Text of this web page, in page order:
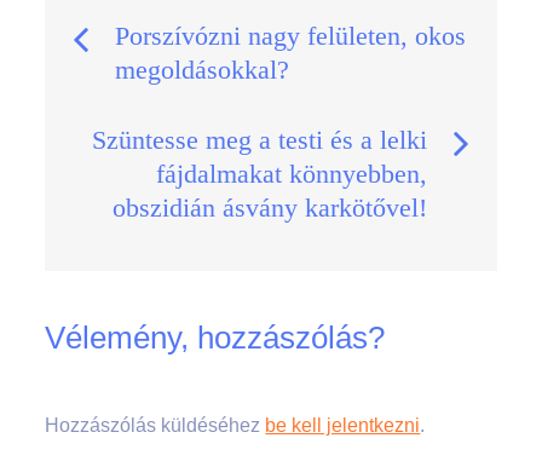
Bejegyzés
navigáció
Porszívózni nagy felületen, okos
megoldásokkal?
Szüntesse meg a testi és a lelki
fájdalmakat könnyebben,
obszidián ásvány karkötővel!
Vélemény, hozzászólás?
Hozzászólás küldéséhez be kell jelentkezni.